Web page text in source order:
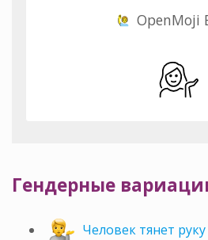
OpenMoji
Гендерные
Человек тянет руку